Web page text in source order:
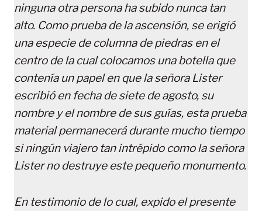
ninguna otra persona ha subido nunca tan
alto. Como prueba de la ascensión, se erigió
una especie de columna de piedras en el
centro de la cual colocamos una botella que
contenía un papel en que la señora Lister
escribió en fecha de siete de agosto, su
nombre y el nombre de sus guías, esta prueba
material permanecerá durante mucho tiempo
si ningún viajero tan intrépido como la señora
Lister no destruye este pequeño monumento.
En testimonio de lo cual, expido el presente